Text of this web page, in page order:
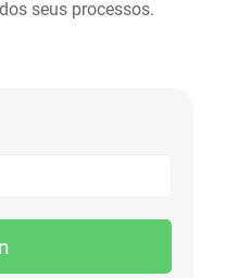
seus processos.